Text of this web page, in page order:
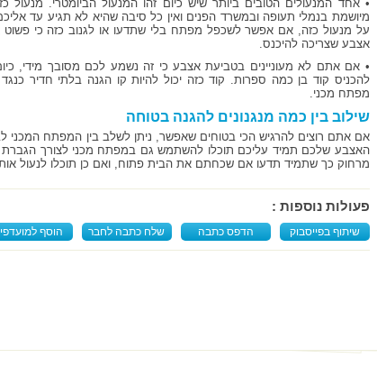
• אחד המנעולים הטובים ביותר שיש כיום זהו המנעול הביומטרי. מנעול
מיושמת בנמלי תעופה ובמשרד הפנים ואין כל סיבה שהיא לא תגיע עד
על מנעול כזה, אם אפשר לשכפל מפתח בלי שתדעו או לגנוב כזה כי
אצבע שצריכה להיכנס.
• אם אתם לא מעוניינים בטביעת אצבע כי זה נשמע לכם מסובך מידי,
להכניס קוד בן כמה ספרות. קוד כזה יכול להיות קו הגנה בלתי חדיר
מפתח מכני.
שילוב בין כמה מנגנונים להגנה בטוחה
אם אתם רוצים להרגיש הכי בטוחים שאפשר, ניתן לשלב בין המפתח
האצבע שלכם תמיד עליכם תוכלו להשתמש גם במפתח מכני לצורך הגברת
מרחוק כך שתמיד תדעו אם שכחתם את הבית פתוח, ואם כן תוכלו לנעול
פעולות נוספות :
שיתוף בפייסבוק הדפס כתבה שלח כתבה לחבר הוסף